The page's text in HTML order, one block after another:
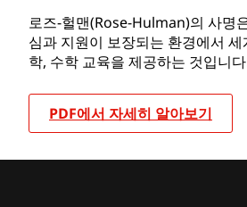
로즈-헐맨(Rose-Hulman)의 사명
심과 지원이 보장되는 환경에서
학, 수학 교육을 제공하는 것입니
PDF에서 자세히 알아보기